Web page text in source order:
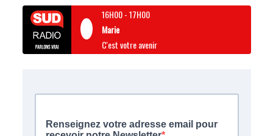
16H00-17H00
Marie
C'est votre avenir